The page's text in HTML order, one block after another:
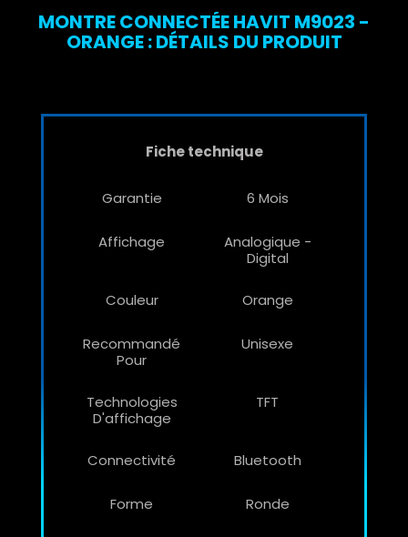
MONTRE CONNECTÉE HAVIT M9023 -
ORANGE : DÉTAILS DU PRODUIT
Fiche technique
Garantie 6 Mois
Affichage
Analogique -
Digital
Couleur Orange
Recommandé
Pour
Unisexe
Technologies
D'affichage
TFT
Connectivité Bluetooth
Forme Ronde